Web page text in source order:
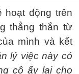
hoạt động trên
thẳng thắn từ
mình và kết
lý việc này có
cô ấy lại cho